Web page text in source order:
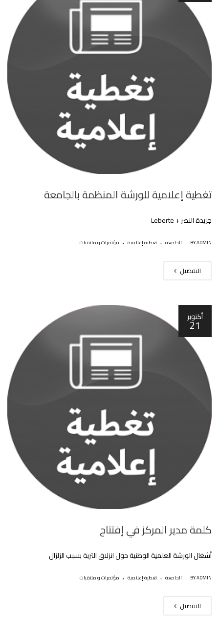
تغطية إعلامية للورشة المنظمة بالجامعة
جريدة النصر + Leberte
BY ADMIN الجامعة . تغطية إعلامية . مؤتمرات و ملتقيات
التفصيل
أكتوبر
21
كلمة مدير المركز في إفتتاح
أشغال الورشة العلمية الوطنية حول انزلاق التربة بسبب الزلزال
BY ADMIN الجامعة . تغطية إعلامية . مؤتمرات و ملتقيات
التفصيل